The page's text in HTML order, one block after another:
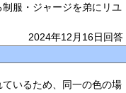
服・ジャージを弟にリユ
2024年12月16日回答
いるため、同一の色の場